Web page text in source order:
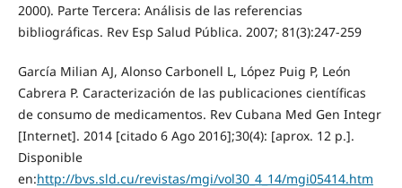
2000). Parte Tercera: Análisis de las referencias
bibliográficas. Rev Esp Salud Pública. 2007; 81(3):247-259
García Milian AJ, Alonso Carbonell L, López Puig P, León
Cabrera P. Caracterización de las publicaciones científicas
de consumo de medicamentos. Rev Cubana Med Gen Integr
[Internet]. 2014 [citado 6 Ago 2016];30(4): [aprox. 12 p.].
Disponible
en:http://bvs.sld.cu/revistas/mgi/vol30_4_14/mgi05414.htm